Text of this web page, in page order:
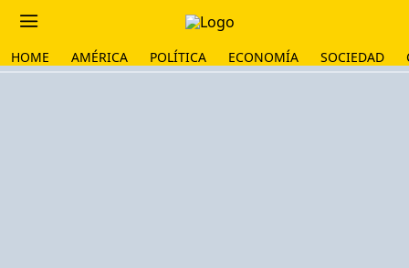
HOME AMÉRICA POLÍTICA ECONOMÍA SOCIEDAD